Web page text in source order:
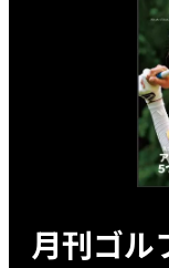
月刊ゴル